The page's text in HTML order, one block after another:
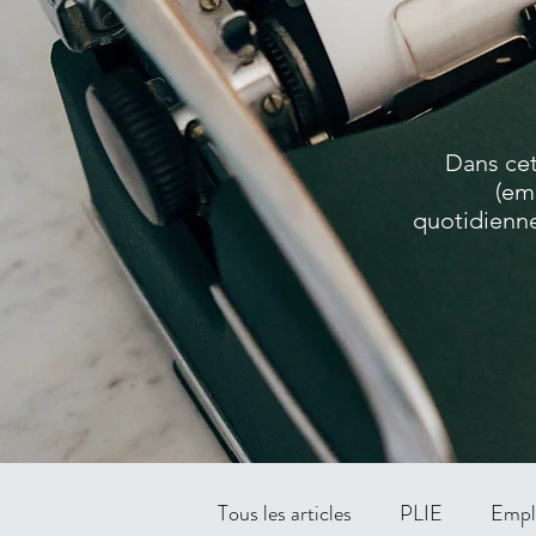
Dans
Tous les articles PLIE